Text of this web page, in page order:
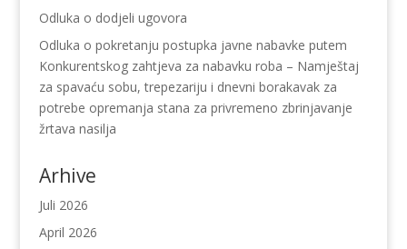
Odluka o dodjeli ugovora
Odluka o pokretanju postupka javne nabavke putem
Konkurentskog zahtjeva za nabavku roba – Namještaj
za spavaću sobu, trepezariju i dnevni borakavak za
potrebe opremanja stana za privremeno zbrinjavanje
žrtava nasilja
Arhive
Juli 2026
April 2026